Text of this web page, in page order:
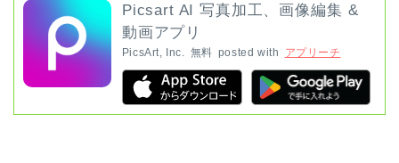
Picsart AI 写真加工、画像編集 &
動画アプリ
PicsArt, Inc. 無料 posted with アプリーチ